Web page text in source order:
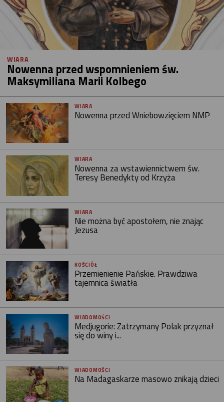
WIARA
Nowenna przed wspomnieniem św.
Maksymiliana Marii Kolbego
WIARA
Nowenna przed Wniebowzięciem NMP
WIARA
Nowenna za wstawiennictwem św.
Teresy Benedykty od Krzyża
WIARA
Nie można być apostołem, nie znając
Jezusa
KOŚCIÓŁ
Przemienienie Pańskie. Prawdziwa
tajemnica światła
WIADOMOŚCI
Medjugorie: Zatrzymany Polak przyznał
się do winy i...
WIADOMOŚCI
Na Madagaskarze masowo znikają dzieci